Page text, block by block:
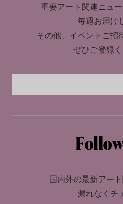
重要アート関連ニュ
毎週お届け
その他、イベントご招
ぜひご登録く
国内外の最新アー
漏れなくチ